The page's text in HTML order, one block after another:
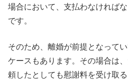
場合において、支払わなければ
です。
そのため、離婚が前提となって
ケースもあります。その場合は
頼したとしても慰謝料を受け取